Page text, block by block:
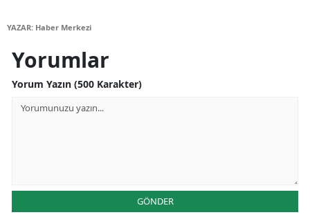
Ordu
YAZAR: Haber Merkezi
Yorumlar
Yorum Yazın (500 Karakter)
GÖNDER